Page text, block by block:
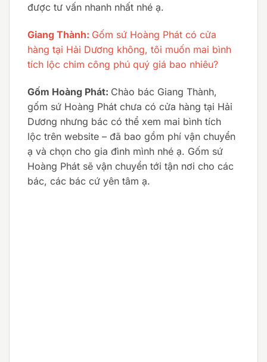
được tư vấn nhanh nhất nhé ạ.
Giang Thành: Gốm sứ Hoàng Phát có cửa
hàng tại Hải Dương không, tôi muốn mai bình
tích lộc chim công phú quý giá bao nhiêu?
Gốm Hoàng Phát: Chào bác Giang Thành,
gốm sứ Hoàng Phát chưa có cửa hàng tại Hải
Dương nhưng bác có thể xem mai bình tích
lộc trên website – đã bao gồm phí vận chuyển
ạ và chọn cho gia đình mình nhé ạ. Gốm sứ
Hoàng Phát sẽ vận chuyển tới tận nơi cho các
bác, các bác cứ yên tâm ạ.